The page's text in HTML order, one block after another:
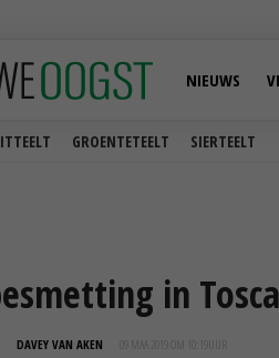
GROENTETEELT SIERTEELT
NIEUWS
in
DAVEY VAN AKEN 09 MAA 2019 OM 10:19